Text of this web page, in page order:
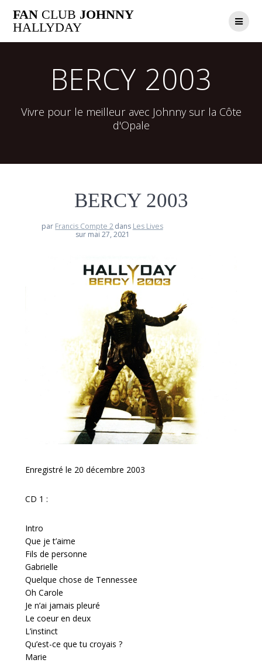
au
FAN CLUB JOHNNY
HALLYDAY
BERCY 2003
Vivre pour le meilleur avec Johnny sur la Côte
d'Opale
BERCY 2003
par Francis Compte 2dans Les Lives
sur mai 27, 2021
Enregistré le 20 décembre 2003
CD 1 :
Intro
Que je t’aime
Fils de personne
Gabrielle
Quelque chose de Tennessee
Oh Carole
Je n’ai jamais pleuré
Le coeur en deux
L’instinct
Qu’est-ce que tu croyais ?
Marie